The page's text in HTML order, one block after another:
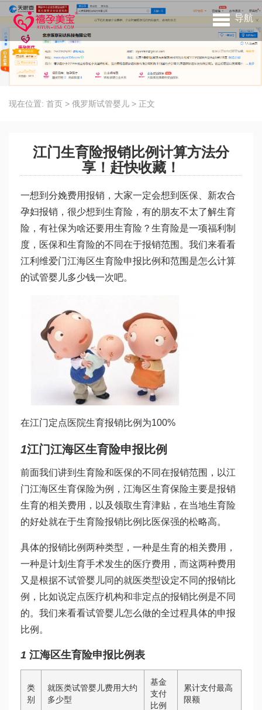
导航
现在位置: 首页 > 俄罗斯试管婴儿 > 正文
江门生育险报销比例计算方法分
享！赶快收藏！
一想到分娩费用报销，大家一定会想到医保、新农合
孕妇报销，很少想到生育险，有的朋友不太了解生育
险，有社保为啥还要用生育险？生育险是一项福利制
度，医保和生育险的不同在于报销范围。我们来看看
江利维爱门江海区生育险申报比例和范围是怎么计算
的试管婴儿多少钱一次吧。
在江门定点医院生育报销比例为100%
1江门江海区生育险申报比例
前面我们讲到生育险和医保的不同在报销范围，以江
门江海区生育保险为例，江海区生育保险主要是报销
生育的相关费用，以及领取生育津贴，在当地生育险
的好处就在于生育险报销比例比医保强的松略高。
具体的报销比例两种类型，一种是生育的相关费用，
一种是计划生育手术发生的医疗费用，而这两种费用
又是根据不试管婴儿 同的就医类型设定不同的报销比
例，比如说定点医疗机构和非定点的报销比例是不同
的。我们来看看试管婴儿怎么做的全过程具体的申报
比例。
1 江海区生育险申报比例表
类
别
就医类试管婴儿费用大约
多少型
基金
支付
比例
累计支付最高
限额